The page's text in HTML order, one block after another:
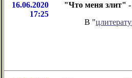
16.06.2020
17:25
"Что меня злит" -
В "